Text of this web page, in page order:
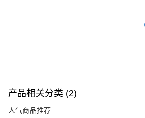
产品相关分类 (2)
人气商品推荐